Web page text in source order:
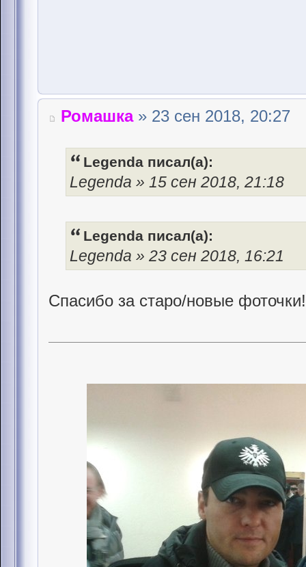
Ромашка» 23 сен 2018, 20:27
Legenda писал(а):
Legenda » 15 сен 2018, 21:18
Legenda писал(а):
Legenda » 23 сен 2018, 16:21
Спасибо за старо/новые